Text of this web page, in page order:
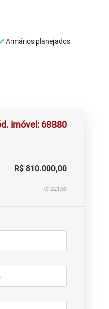
Armários planejados
imóvel: 68880
R$ 810.000,00
R$ 221,50